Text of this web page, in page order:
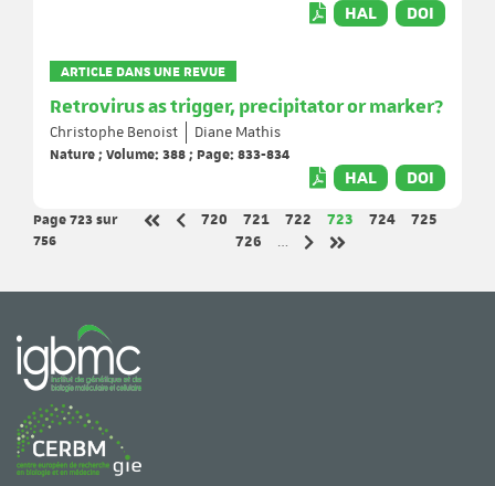
HAL DOI
ARTICLE DANS UNE REVUE
Retrovirus as trigger, precipitator or marker?
Christophe Benoist
Diane Mathis
Nature ; Volume: 388 ; Page: 833-834
HAL DOI
Page 723sur
756
Première page
Page précédente
Page
720 Page
721 Page
722 Page
723 Page
724 Page
725
Page
726
…